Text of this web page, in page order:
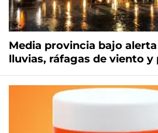
Media provincia bajo
lluvias, ráfagas de viento y